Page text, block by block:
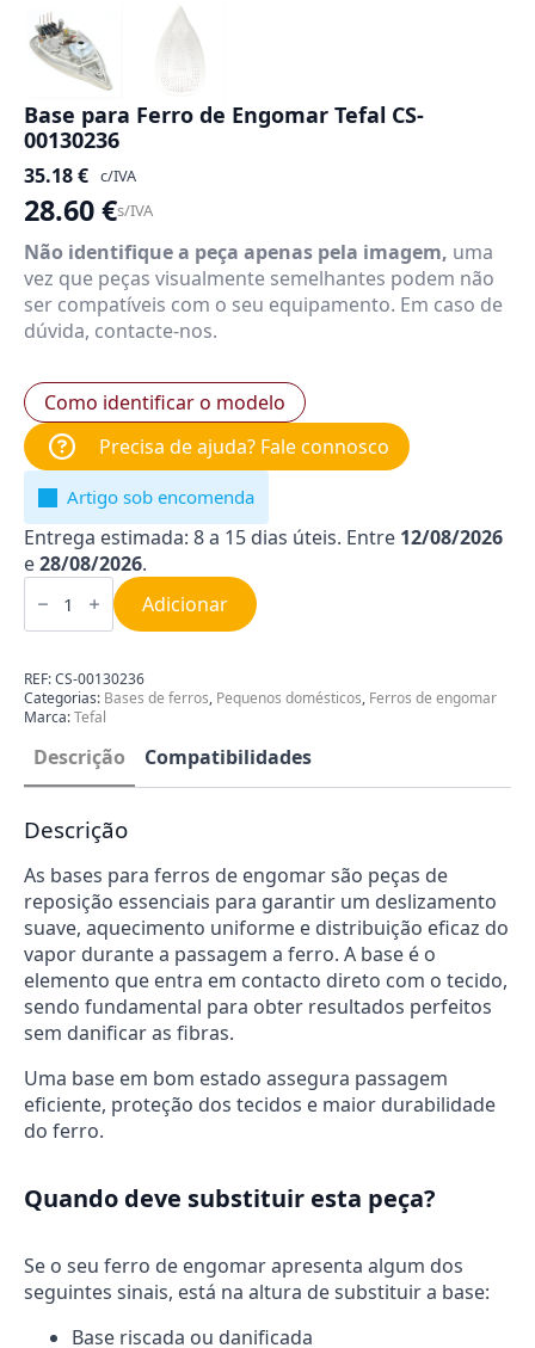
Base para Ferro de Engomar Tefal CS-
00130236
35.18€ c/IVA
28.60€s/IVA
Não identifique a peça apenas pela imagem, uma
vez que peças visualmente semelhantes podem não
ser compatíveis com o seu equipamento. Em caso de
dúvida, contacte-nos.
Como identificar o modelo
Precisa de ajuda? Fale connosco
Artigo sob encomenda
Entrega estimada: 8 a 15 dias úteis. Entre 12/08/2026
e28/08/2026.
Quantidade
de
para
de
Engomar
Tefal
CS-
00130236
Adicionar
REF:CS-00130236
Categorias: Bases de ferros, Pequenos domésticos, Ferros de engomar
Marca:Tefal
Descrição Compatibilidades
Descrição
As bases para ferros de engomar são peças de
reposição essenciais para garantir um deslizamento
suave, aquecimento uniforme e distribuição eficaz do
vapor durante a passagem a ferro. A base é o
elemento que entra em contacto direto com o tecido,
sendo fundamental para obter resultados perfeitos
sem danificar as fibras.
Uma base em bom estado assegura passagem
eficiente, proteção dos tecidos e maior durabilidade
do ferro.
Quando deve substituir esta peça?
Se o seu ferro de engomar apresenta algum dos
seguintes sinais, está na altura de substituir a base:
Base riscada ou danificada